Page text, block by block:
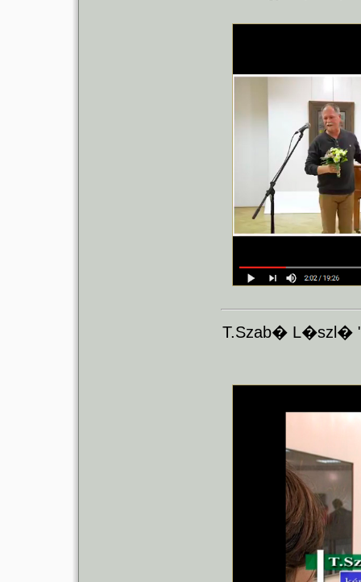
T.Szab� L�szl�